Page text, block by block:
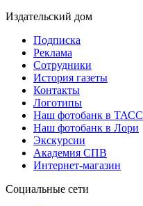
Издательский дом
Подписка
Реклама
Сотрудники
История газеты
Контакты
Логотипы
Наш фотобанк в ТАСС
Наш фотобанк в Лори
Экскурсии
Академия СПВ
Интернет-магазин
Социальные сети